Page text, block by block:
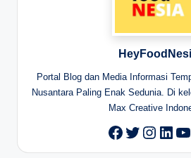
Portal Blog dan Media Informasi
Nusantara Paling Enak Sedunia. Di
Max Creative
Facebook
Twitter